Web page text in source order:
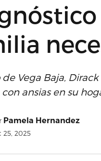
Vega Baja,
ansias en su
Pamela Hernandez
25, 2025